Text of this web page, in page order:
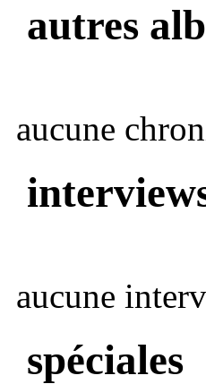
autres
aucune
aucune
spéciales